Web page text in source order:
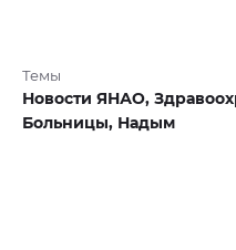
Темы
Новости ЯНАО,
Больницы, Надым